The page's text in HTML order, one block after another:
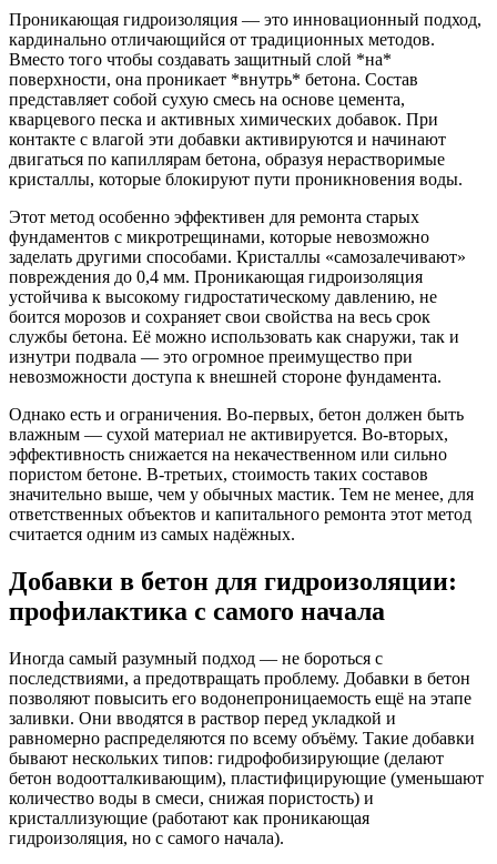
Проникающая гидроизоляция — это инновационный подход,
кардинально отличающийся от традиционных методов.
Вместо того чтобы создавать защитный слой *на*
поверхности, она проникает *внутрь* бетона. Состав
представляет собой сухую смесь на основе цемента,
кварцевого песка и активных химических добавок. При
контакте с влагой эти добавки активируются и начинают
двигаться по капиллярам бетона, образуя нерастворимые
кристаллы, которые блокируют пути проникновения воды.
Этот метод особенно эффективен для ремонта старых
фундаментов с микротрещинами, которые невозможно
заделать другими способами. Кристаллы «самозалечивают»
повреждения до 0,4 мм. Проникающая гидроизоляция
устойчива к высокому гидростатическому давлению, не
боится морозов и сохраняет свои свойства на весь срок
службы бетона. Её можно использовать как снаружи, так и
изнутри подвала — это огромное преимущество при
невозможности доступа к внешней стороне фундамента.
Однако есть и ограничения. Во-первых, бетон должен быть
влажным — сухой материал не активируется. Во-вторых,
эффективность снижается на некачественном или сильно
пористом бетоне. В-третьих, стоимость таких составов
значительно выше, чем у обычных мастик. Тем не менее, для
ответственных объектов и капитального ремонта этот метод
считается одним из самых надёжных.
Добавки в бетон для гидроизоляции:
профилактика с самого начала
Иногда самый разумный подход — не бороться с
последствиями, а предотвращать проблему. Добавки в бетон
позволяют повысить его водонепроницаемость ещё на этапе
заливки. Они вводятся в раствор перед укладкой и
равномерно распределяются по всему объёму. Такие добавки
бывают нескольких типов: гидрофобизирующие (делают
бетон водоотталкивающим), пластифицирующие (уменьшают
количество воды в смеси, снижая пористость) и
кристаллизующие (работают как проникающая
гидроизоляция, но с самого начала).